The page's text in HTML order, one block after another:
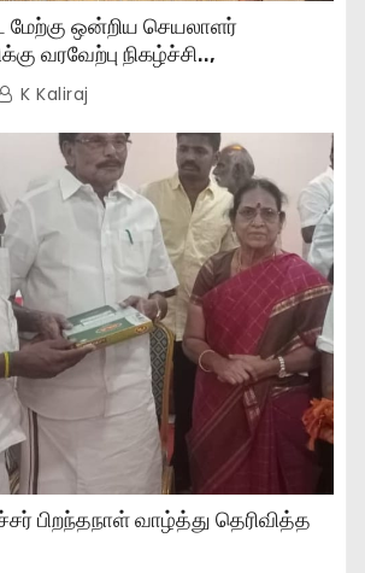
ஒன்றிய செயலாளர்
வரவேற்பு நிகழ்ச்சி..,
K Kaliraj
பிறந்தநாள் வாழ்த்து தெரிவித்த